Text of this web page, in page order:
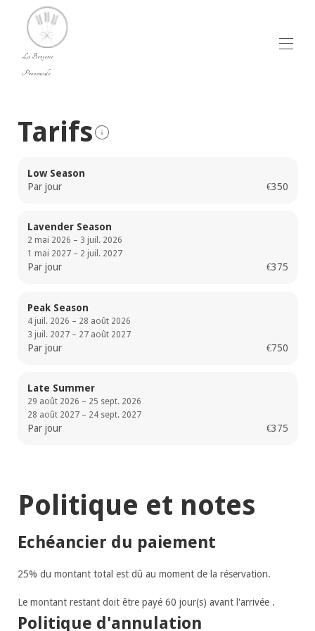
La Bergerie
Provencale
Le Luberon - Accueil - Villa de luxe à louer dans le
Provence avec piscine.
Tarifs
Low Season
Par jour
€350
Lavender Season
2 mai 2026 – 3 juil. 2026
1 mai 2027 – 2 juil. 2027
Par jour €375
Peak Season
4 juil. 2026 – 28 août 2026
3 juil. 2027 – 27 août 2027
Par jour €750
Late Summer
29 août 2026 – 25 sept. 2026
28 août 2027 – 24 sept. 2027
Par jour €375
Politique et notes
Echéancier du paiement
25% du montant total est dû au moment de la réservation.
Le montant restant doit être payé 60 jour(s) avant l'arrivée .
Politique d'annulation